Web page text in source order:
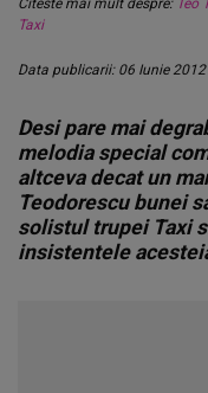
Citeste mai mult despre: Teo
Taxi
Data publicarii: 06 Iunie 2012
Desi pare mai
melodia special
altceva decat un
Teodorescu bunei
solistul trupei Taxi
insistentele